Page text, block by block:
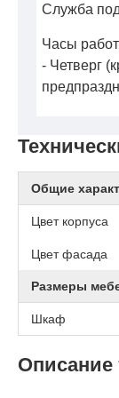
Общие
Цвет корпуса
Цвет фасада
Размеры
Шкаф
Описание
Служба
Часы
- Четверг